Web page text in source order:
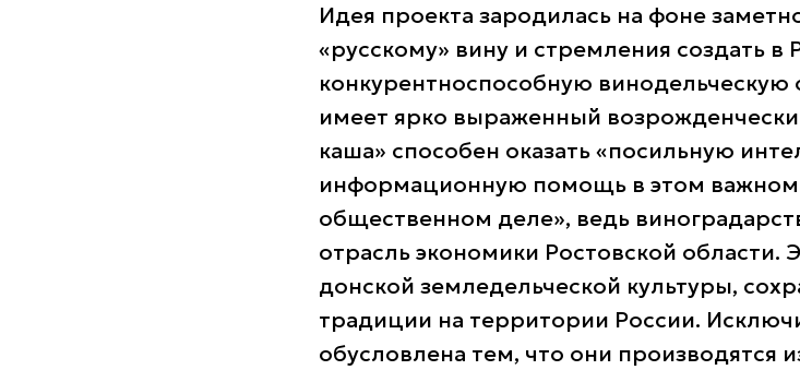
Идея проекта зародилась на фоне
«русскому» вину и стремления создать в
конкурентноспособную винодельческую
имеет ярко выраженный
каша» способен оказать «посильную
информационную помощь в этом важном
общественном деле», ведь
отрасль экономики Ростовской области.
донской земледельческой культуры,
традиции на территории России.
обусловлена тем, что они производятся